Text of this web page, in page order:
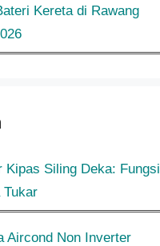
Kereta di Rawang
Kipas Siling Deka: Fungsi
Tukar
Aircond Non Inverter